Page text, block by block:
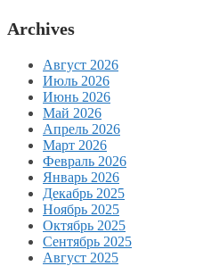
Archives
Август 2026
Июль 2026
Июнь 2026
Май 2026
Апрель 2026
Март 2026
Февраль 2026
Январь 2026
Декабрь 2025
Ноябрь 2025
Октябрь 2025
Сентябрь 2025
Август 2025